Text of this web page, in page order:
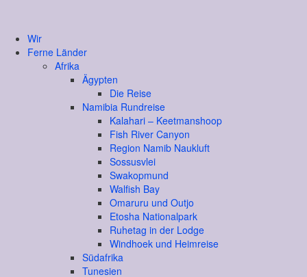
Wir
Ferne Länder
Afrika
Ägypten
Die Reise
Namibia Rundreise
Kalahari – Keetmanshoop
Fish River Canyon
Region Namib Naukluft
Sossusvlei
Swakopmund
Walfish Bay
Omaruru und Outjo
Etosha Nationalpark
Ruhetag in der Lodge
Windhoek und Heimreise
Südafrika
Tunesien